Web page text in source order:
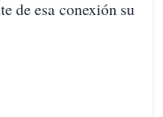
de esa conexión su